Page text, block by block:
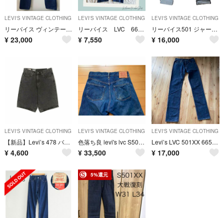
LEVI'S VINTAGE CLOTHING
リーバイス ヴィンテージ47501XX ホワイトオーク USA製
¥ 23,000
LEVI'S VINTAGE CLOTHING
リーバイス LVC 66501 ダブルネーム 501XX W31 1966復刻
¥ 7,550
LEVI'S VINTAGE CLOTHING
リーバイス501 ジャーナルスタンダード別注ペイントW32
¥ 16,000
LEVI'S VINTAGE CLOTHING
【新品】Levi’s 478 バギー デニムショートパンツ W30
¥ 4,600
LEVI'S VINTAGE CLOTHING
色落ち良 levi's lvc S501XX 大戦モデル W31 555 バレンシア コーンミルズ リーバイス 90s復刻 デニム
¥ 33,500
LEVI'S VINTAGE CLOTHING
Levi’s LVC 501XX 66501 赤耳 BIG E W28 濃紺
¥ 17,000
5%還元